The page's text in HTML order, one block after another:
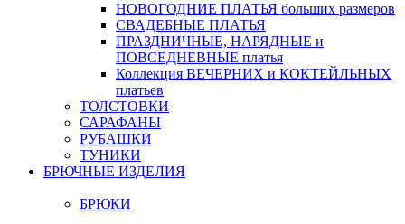
НОВОГОДНИЕ ПЛАТЬЯ больших размеров
СВАДЕБНЫЕ ПЛАТЬЯ
ПРАЗДНИЧНЫЕ, НАРЯДНЫЕ и
ПОВСЕДНЕВНЫЕ платья
Коллекция ВЕЧЕРНИХ и КОКТЕЙЛЬНЫХ
платьев
ТОЛСТОВКИ
САРАФАНЫ
РУБАШКИ
ТУНИКИ
БРЮЧНЫЕ ИЗДЕЛИЯ
БРЮКИ